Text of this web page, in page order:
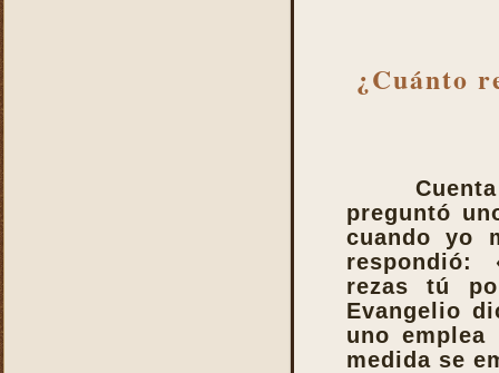
¿Cuánto
preguntó
cuando yo
respondió:
rezas tú
Evangelio
uno
medida se